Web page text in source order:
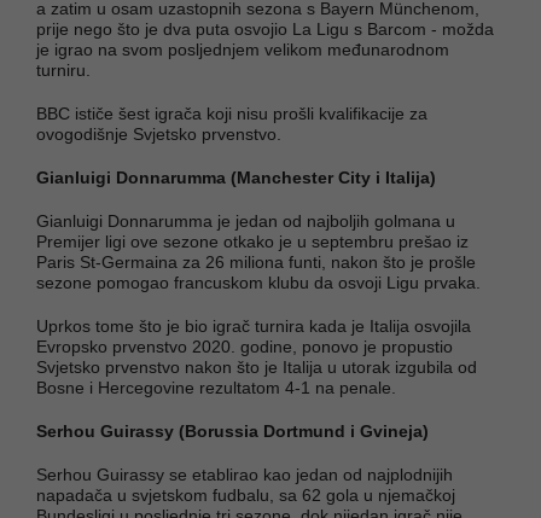
a zatim u osam uzastopnih sezona s Bayern Münchenom,
prije nego što je dva puta osvojio La Ligu s Barcom - možda
je igrao na svom posljednjem velikom međunarodnom
turniru.
BBC ističe šest igrača koji nisu prošli kvalifikacije za
ovogodišnje Svjetsko prvenstvo.
Gianluigi Donnarumma (Manchester City i Italija)
Gianluigi Donnarumma je jedan od najboljih golmana u
Premijer ligi ove sezone otkako je u septembru prešao iz
Paris St-Germaina za 26 miliona funti, nakon što je prošle
sezone pomogao francuskom klubu da osvoji Ligu prvaka.
Uprkos tome što je bio igrač turnira kada je Italija osvojila
Evropsko prvenstvo 2020. godine, ponovo je propustio
Svjetsko prvenstvo nakon što je Italija u utorak izgubila od
Bosne i Hercegovine rezultatom 4-1 na penale.
Serhou Guirassy (Borussia Dortmund i Gvineja)
Serhou Guirassy se etablirao kao jedan od najplodnijih
napadača u svjetskom fudbalu, sa 62 gola u njemačkoj